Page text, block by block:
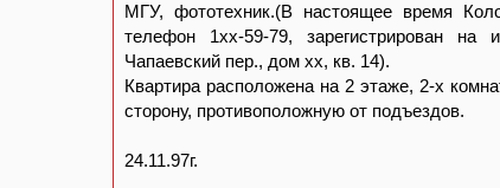
МГУ, фототехник.(В настоящее время
телефон 1хх-59-79, зарегистрирован
Чапаевский пер., дом хх, кв. 14).
Квартира расположена на 2 этаже, 2-х
сторону, противоположную от подъездов.
24.11.97г.